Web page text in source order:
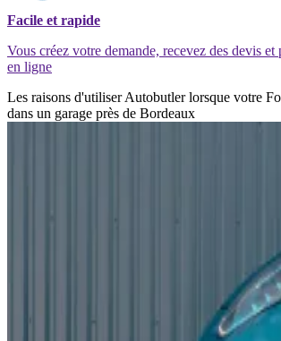
Facile et rapide
Vous créez votre demande, recevez des devis et
en ligne
Les raisons d'utiliser Autobutler lorsque votre
dans un garage près de Bordeaux